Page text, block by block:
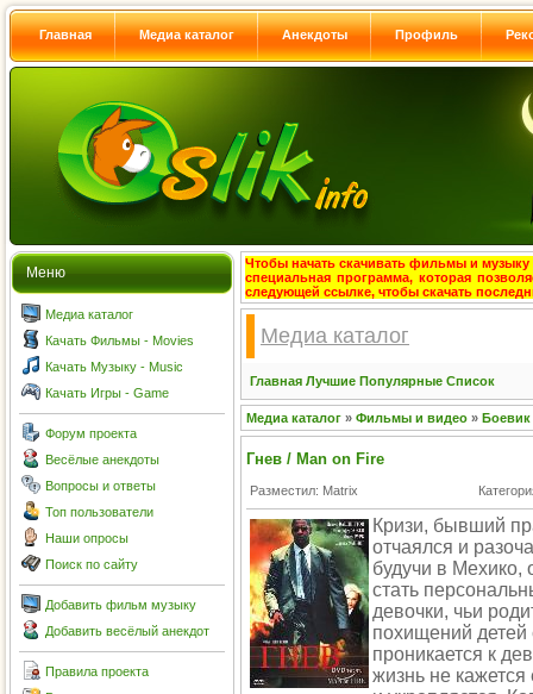
Главная Медиа каталог Анекдоты Профиль
Меню
Медиа каталог
Качать Фильмы - Movies
Качать Музыку - Music
Качать Игры - Game
Форум проекта
Весёлые анекдоты
Вопросы и ответы
Топ пользователи
Наши опросы
Поиск по сайту
Добавить фильм музыку
Добавить весёлый анекдот
Правила проекта
Чтобы начать скачивать фильмы и музыку
специальная программа, которая
следующей ссылке, чтобы скачать
Медиа каталог
Главная Лучшие Популярные Список
Медиа каталог » Фильмы и видео » Боевик
Гнев / Man on Fire
Разместил: Matrix
Кризи, бывший
отчаялся и
будучи в Мехико,
стать
девочки, чьи
похищений детей
проникается к
жизнь не кажется